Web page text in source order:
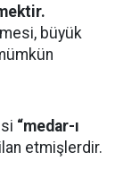
büyük
“medar-ı
etmişlerdir.